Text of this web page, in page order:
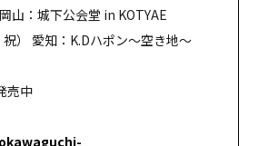
山：城下公会堂 in KOTYAE
） 愛知：K.Dハポン〜空き地〜
売中